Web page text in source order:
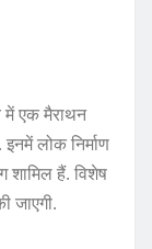
में एक मैराथन
लोक निर्माण
शामिल हैं. विशेष
जाएगी.